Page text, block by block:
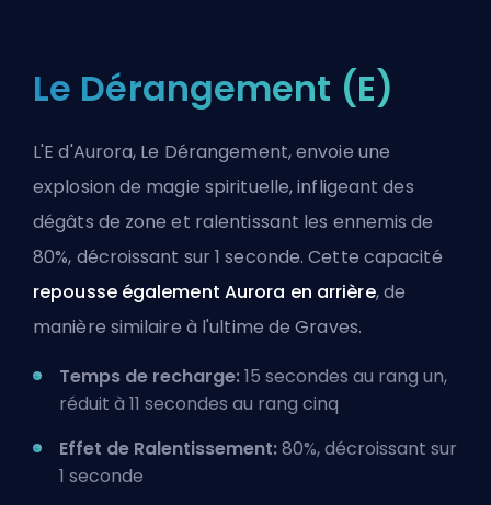
Le Dérangement (E)
L'E d'Aurora, Le Dérangement, envoie une
explosion de magie spirituelle, infligeant des
dégâts de zone et ralentissant les ennemis de
80%, décroissant sur 1 seconde. Cette capacité
repousse également Aurora en arrière, de
manière similaire à l'ultime deGraves.
Temps de recharge:15 secondes au rang un,
réduit à 11 secondes au rang cinq
Effet de Ralentissement:80%, décroissant sur
1 seconde